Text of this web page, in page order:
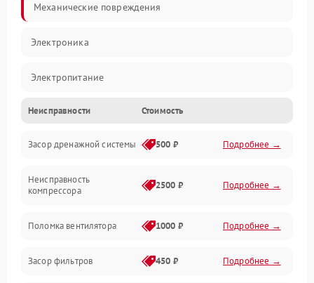
Механические повреждения
Электроника
Электропитание
Вентиляция
Холод
Обогрев
Неисправности Стоимость
Засор дренажной системы 500 ₽ Подробнее →
Неисправность
компрессора
2500 ₽ Подробнее →
Поломка вентилятора 1000 ₽ Подробнее →
Засор фильтров 450 ₽ Подробнее →